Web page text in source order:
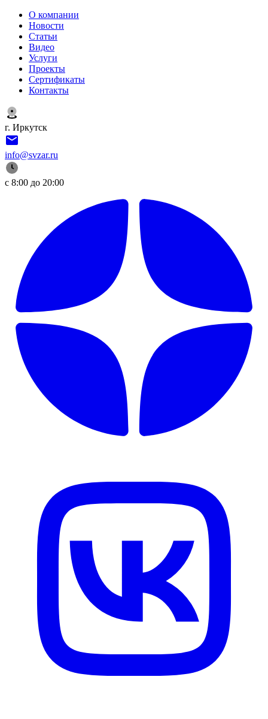
О компании
Новости
Статьи
Видео
Услуги
Проекты
Сертификаты
Контакты
г. Иркутск
info@svzar.ru
с 8:00 до 20:00